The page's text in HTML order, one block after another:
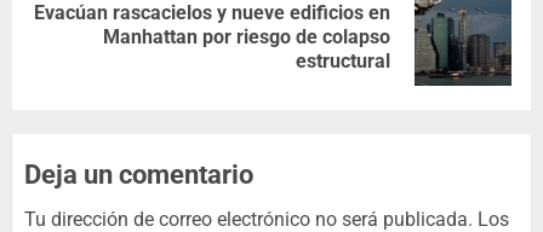
Evacúan rascacielos y nueve edificios en
Manhattan por riesgo de colapso
estructural
Deja un comentario
Tu dirección de correo electrónico no será publicada. Los